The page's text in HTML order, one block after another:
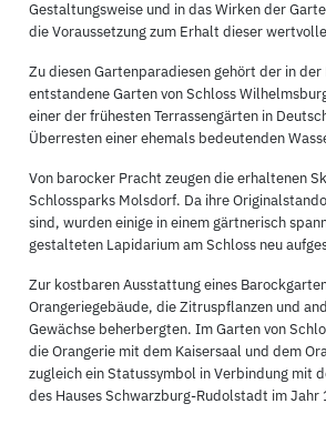
Gestaltungsweise und in das Wirken der
die Voraussetzung zum Erhalt dieser
Zu diesen Gartenparadiesen gehört der in der
entstandene Garten von Schloss
einer der frühesten Terrassengärten in
Überresten einer ehemals bedeutenden
Von barocker Pracht zeugen die erhaltenen
Schlossparks Molsdorf. Da ihre
sind, wurden einige in einem gärtnerisch
gestalteten Lapidarium am Schloss neu
Zur kostbaren Ausstattung eines
Orangeriegebäude, die Zitruspflanzen und
Gewächse beherbergten. Im Garten von
die Orangerie mit dem Kaisersaal und dem
zugleich ein Statussymbol in Verbindung mit
des Hauses Schwarzburg-Rudolstadt im Jahr